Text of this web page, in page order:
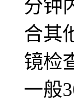
分钟
合其
镜检
一般